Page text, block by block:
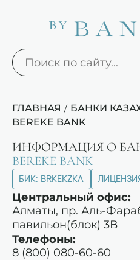
ГЛАВНАЯ / БАНКИ
BEREKE BANK
ИНФОРМАЦИЯ О
BEREKE BANK
БИК: BRKEKZKA
Центральный офис:
Алматы, пр. Аль-
павильон(блок) 3В
Телефоны:
8 (800) 080-60-60